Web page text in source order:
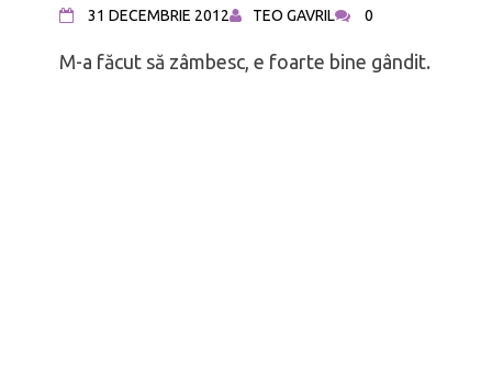
Bărbatul să-și iubească nevasta
Calculove
31 DECEMBRIE 2012 TEO GAVRIL 0
M-a făcut să zâmbesc, e foarte bine gândit.